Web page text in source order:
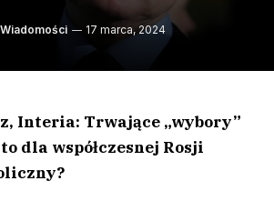
17 marca, 2024
Interia: Trwające „wybory”
dla współczesnej Rosji